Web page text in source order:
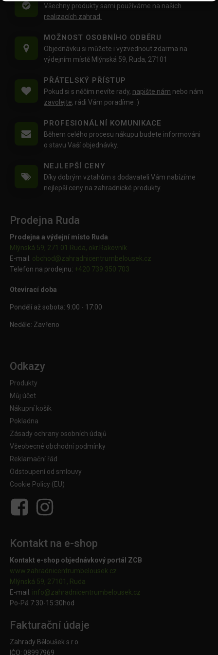
Všechny produkty sami používáme na našich
realizacích zahrad.
MOŽNOST OSOBNÍHO ODBĚRU
Objednávku si můžete i vyzvednout zdarma na
výdejním místě Mlýnská 59, Ruda, 27101
PŘÁTELSKÝ PŘÍSTUP
Pokud si s něčím nevíte rady, napište nám nebo nám
zavolejte, rádi Vám poradíme :)
PROFESIONÁLNÍ KOMUNIKACE
Během celého procesu nákupu budete informováni
o stavu Vaší objednávky.
NEJLEPŠÍ CENY
Díky dobrým vztahům s dodavateli Vám nabízíme
nejlepší ceny na zahradnické produkty.
Prodejna Ruda
Prodejna a výdejní místo Ruda
Mlýnská 59, 271 01 Ruda, okr.Rakovník
E-mail: obchod@zahradnicentrumbelousek.cz
Telefon na prodejnu: +420 739 350 703
Otevírací doba
Pondělí až sobota: 9:00 - 17:00
Neděle: Zavřeno
Odkazy
Produkty
Můj účet
Nákupní košík
Pokladna
Zásady ochrany osobních údajů
Všeobecné obchodní podmínky
Reklamační řád
Odstoupení od smlouvy
Cookie Policy (EU)
Kontakt na e-shop
Kontakt e-shop objednávkový portál ZCB
www.zahradnicentrumbelousek.cz
Mlýnská 59, 27101, Ruda
E-mail: info@zahradnicentrumbelousek. cz
Po-Pá 7:30-15:30hod
Fakturační údaje
Zahrady Běloušek s.r.o.
IČO: 08997969